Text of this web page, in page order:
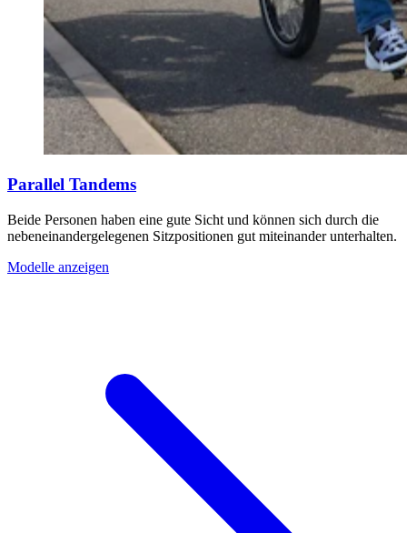
Parallel Tandems
Beide Personen haben eine gute Sicht und können sich durch die
nebeneinandergelegenen Sitzpositionen gut miteinander unterhalten.
Modelle anzeigen